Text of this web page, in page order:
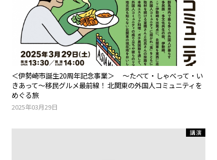
＜伊勢崎市誕生20周年記念事業＞ ～たべて・しゃべって・い
きあって～移民グルメ最前線！ 北関東の外国人コミュニティを
めぐる旅
2025年03月29日
講演